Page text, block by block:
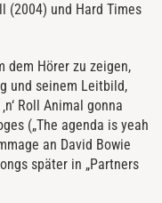
(2004) und Hard Times
dem Hörer zu zeigen,
und seinem Leitbild,
Roll Animal gonna
(„The agenda is yeah
an David Bowie
später in „Partners